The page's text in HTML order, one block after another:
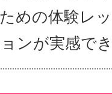
めの体験レ
ンが実感で